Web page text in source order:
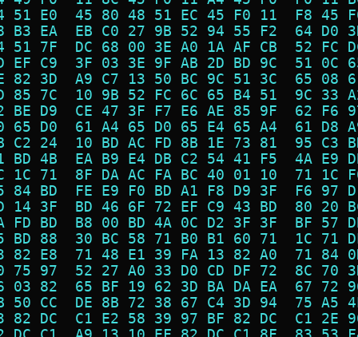
51 E0  45 80 48 51 EC 45 F0 11  F8
B3 EA  EB C0 27 9B 52 94 55 F2  64
51 7F  DC 68 00 3E A0 1A AF CB  52
EF C9  3F 03 3E 9F AB 2D BD 9C  51
82 3D  A9 C7 13 50 BC 9C 51 3C  65
85 7C  10 9B 52 FC 6C 65 B4 51  9C
BE D9  CE 47 3F F7 E6 AE 85 9F  62
65 D0  61 A4 65 D0 65 E4 65 A4  61
C2 24  10 BD AC FD 8B 1E 73 81  95
BD 4B  EA B9 E4 DB C2 54 41 F5  4A
1C 71  8F DA AC FA BC 40 01 10  71
84 BD  FE E9 F0 BD A1 F8 D9 3F  F6
14 3F  BD 46 6F 72 EF C9 43 BD  80
FD BD  B8 00 BD 4A 0C D2 3F 3F  BF
BD 88  30 BC 58 71 B0 B1 60 71  1C
82 E8  71 48 E1 39 FA 13 82 A0  71
75 97  52 27 A0 33 D0 CD DF 72  8C
03 82  65 BF 19 62 3D BA DA EA  67
50 CC  DE 8B 72 38 67 C4 3D 94  75
82 DC  C1 E2 58 39 97 BF 82 DC  C1